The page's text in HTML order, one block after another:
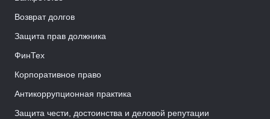
Возврат долгов
Защита прав должника
ФинТех
Корпоративное право
Антикоррупционная практика
Защита чести, достоинства и деловой репутации